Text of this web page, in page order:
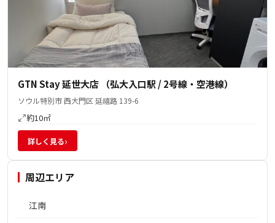
GTN Stay 延世大店 （弘大入口駅 / 2号線・空港線）
ソウル特別市 西大門区 延禧路 139-6
約10㎡
詳しく見る›
周辺エリア
江南